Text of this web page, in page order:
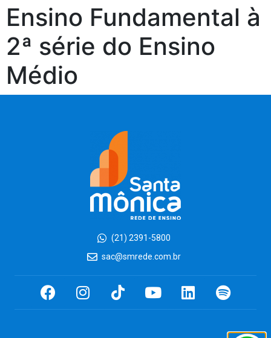
Ensino Fundamental à
2ª série do Ensino
Médio
(21) 2391-5800
sac@smrede.com.br